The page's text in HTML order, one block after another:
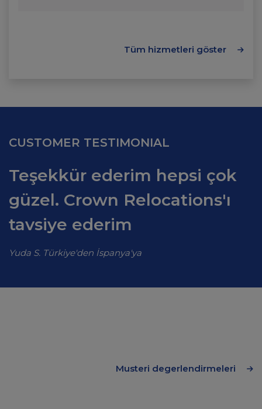
Tüm hizmetleri göster
CUSTOMER TESTIMONIAL
Teşekkür ederim hepsi çok
güzel. Crown Relocations'ı
tavsiye ederim
Yuda S. Türkiye'den İspanya'ya
Musteri degerlendirmeleri